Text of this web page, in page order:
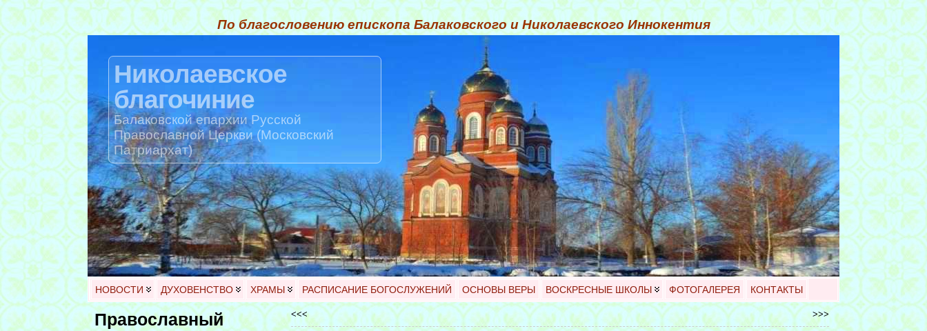
По благословению епископа Балаковского и Николаевского Иннокентия
Николаевское
благочиние
Балаковской епархии Русской
Православной Церкви (Московский
Патриархат)
НОВОСТИ ДУХОВЕНСТВО ХРАМЫ РАСПИСАНИЕ БОГОСЛУЖЕНИЙ ОСНОВЫ ВЕРЫ ВОСКРЕСНЫЕ ШКОЛЫ ФОТОГАЛЕРЕЯ КОНТАКТЫ
Православный
<<< >>>